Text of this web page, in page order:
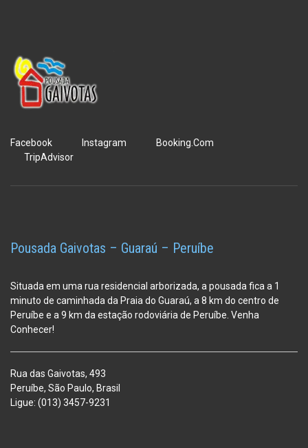
Facebook Instagram
Booking.Com
TripAdvisor
Pousada Gaivotas – Guaraú – Peruíbe
Situada em uma rua residencial arborizada, a pousada fica a 1
minuto de caminhada da Praia do Guaraú, a 8 km do centro de
Peruíbe e a 9 km da estação rodoviária de Peruíbe. Venha
Conhecer!
Rua das Gaivotas, 493
Peruíbe, São Paulo, Brasil
Ligue: (013) 3457-9231